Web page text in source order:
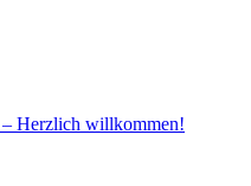
– Herzlich willkommen!